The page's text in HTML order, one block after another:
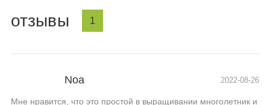
отзывы 1
Noa 2022-08-26
Мне нравится, что это простой в выращивании многолетник и